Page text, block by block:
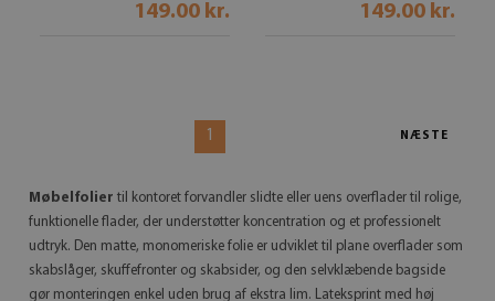
149.00 kr. 149.00 kr.
1 NÆSTE
Møbelfolier til kontoret forvandler slidte eller uens overflader til rolige,
funktionelle flader, der understøtter koncentration og et professionelt
udtryk. Den matte, monomeriske folie er udviklet til plane overflader som
skabslåger, skuffefronter og skabsider, og den selvklæbende bagside
gør monteringen enkel uden brug af ekstra lim. Lateksprint med høj